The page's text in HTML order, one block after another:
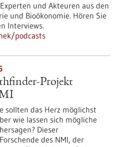
und Akteuren aus den
und Bioökonomie. Hören Sie
Interviews.
podcasts
Projekt
sollten das Herz möglichst
wie lassen sich mögliche
Dieser
des NMI, der